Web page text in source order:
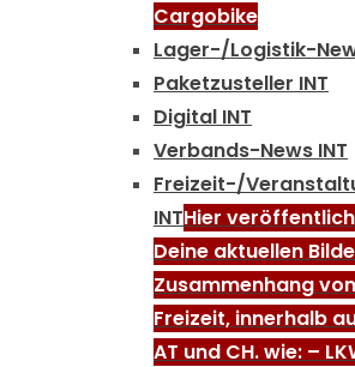
Cargobike
Lager-/Logistik-
Paketzusteller INT
Digital INT
Verbands-News INT
Freizeit-/
INTHier
Deine aktuellen
Zusammenhang
Freizeit, innerhalb
AT und CH. wie: –